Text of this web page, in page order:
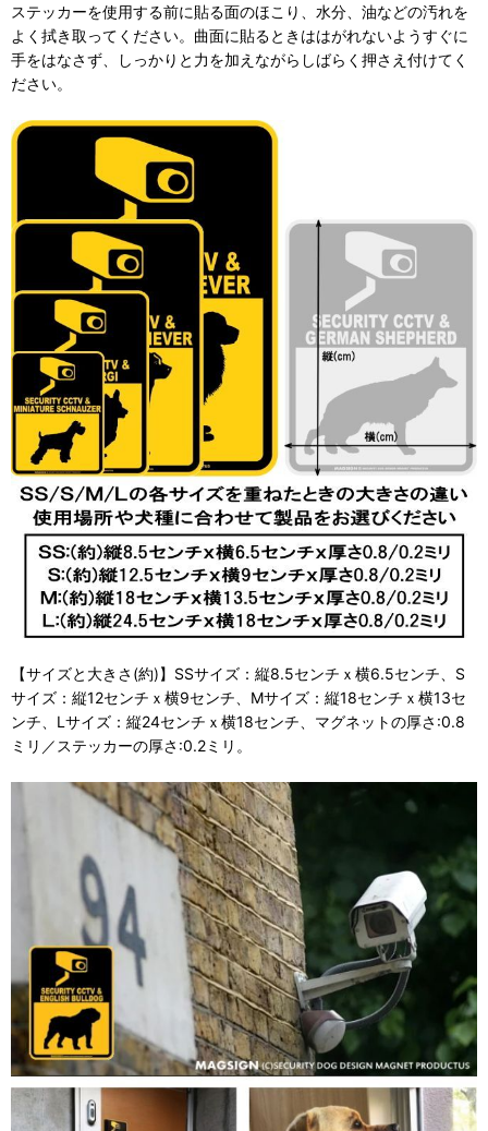
ステッカーを使用する前に貼る面のほこり、水分、油などの汚れを
よく拭き取ってください。曲面に貼るときははがれないようすぐに
手をはなさず、しっかりと力を加えながらしばらく押さえ付けてく
ださい。
【サイズと大きさ(約)】SSサイズ：縦8.5センチｘ横6.5センチ、S
サイズ：縦12センチｘ横9センチ、Mサイズ：縦18センチｘ横13セ
ンチ、Lサイズ：縦24センチｘ横18センチ、マグネットの厚さ:0.8
ミリ／ステッカーの厚さ:0.2ミリ。